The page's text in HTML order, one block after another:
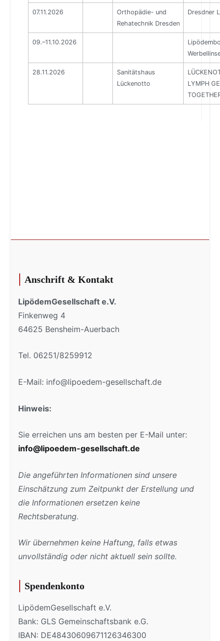
07.11.2026
Orthopädie- und
Rehatechnik Dresden
Dresdner
09.–11.10.2026
28.11.2026
Sanitätshaus
Lückenotto
LYMPH
Anschrift & Kontakt
LipödemGesellschaft e.V.
Finkenweg 4
64625 Bensheim-Auerbach
Tel. 06251/8259912
E-Mail: info@lipoedem-gesellschaft.de
Hinweis:
Sie erreichen uns am besten per E-Mail unter:
info@lipoedem-gesellschaft.de
Die angeführten Informationen sind unsere
Einschätzung zum Zeitpunkt der Erstellung und
die Informationen ersetzen keine
Rechtsberatung.
Wir übernehmen keine Haftung, falls etwas
unvollständig oder nicht aktuell sein sollte.
Spendenkonto
LipödemGesellschaft e.V.
Bank: GLS Gemeinschaftsbank e.G.
IBAN: DE48430609671126346300